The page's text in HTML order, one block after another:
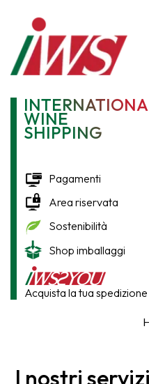
INTERNATIONAL
WINE
SHIPPING
Pagamenti
Area riservata
Sostenibilità
Shop imballaggi
Acquista la tua spedizione
I nostri